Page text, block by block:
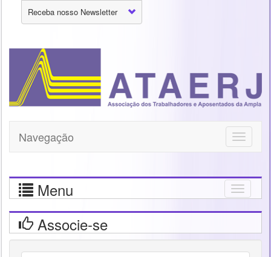
Receba nosso Newsletter
Toggle
Navegação
Menu
Associe-se